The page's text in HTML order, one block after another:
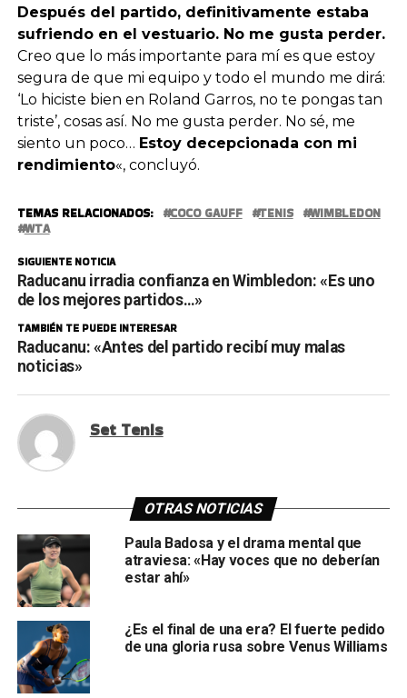
Después del partido, definitivamente estaba
sufriendo en el vestuario. No me gusta perder.
Creo que lo más importante para mí es que estoy
segura de que mi equipo y todo el mundo me dirá:
‘Lo hiciste bien en Roland Garros, no te pongas tan
triste’, cosas así. No me gusta perder. No sé, me
siento un poco… Estoy decepcionada con mi
rendimiento«, concluyó.
TEMAS RELACIONADOS: COCO GAUFF TENIS
WIMBLEDON
WTA
SIGUIENTE NOTICIA
Raducanu irradia confianza en Wimbledon: «Es uno
de los mejores partidos…»
TAMBIÉN TE PUEDE INTERESAR
Raducanu: «Antes del partido recibí muy malas
noticias»
Set Tenis
OTRAS NOTICIAS
Paula Badosa y el drama mental que
atraviesa: «Hay voces que no deberían
estar ahí»
¿Es el final de una era? El fuerte pedido
de una gloria rusa sobre Venus Williams